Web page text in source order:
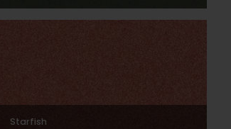
Starfish